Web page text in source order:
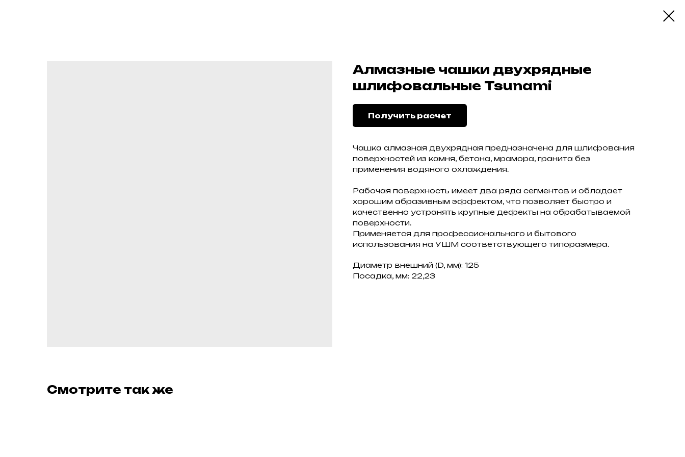
Алмазные чашки двухрядные
шлифовальные Tsunami
Получить расчет
Чашка алмазная двухрядная предназначена для шлифования
поверхностей из камня, бетона, мрамора, гранита без
применения водяного охлаждения.
Рабочая поверхность имеет два ряда сегментов и обладает
хорошим абразивным эффектом, что позволяет быстро и
качественно устранять крупные дефекты на обрабатываемой
поверхности.
Применяется для профессионального и бытового
использования на УШМ соответствующего типоразмера.
Диаметр внешний (D, мм): 125
Посадка, мм: 22,23
Смотрите так же